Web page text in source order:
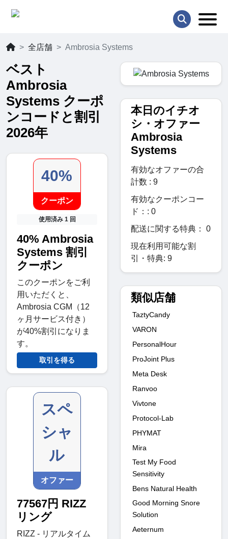
全店舗 Ambrosia Systems
ベスト
Ambrosia
Systems クーポ
ンコードと割引
2026年
40%
クーポン
使用済み 1 回
40% Ambrosia
Systems 割引
クーポン
このクーポンをご利
用いただくと、
Ambrosia CGM（12
ヶ月サービス付き）
が40%割引になりま
す。
取引を得る
スペ
シャ
ル
オファー
77567円 RIZZ
リング
RIZZ - リアルタイム
本日のイチオ
シ・オファー
Ambrosia
Systems
有効なオファーの合
計数 : 9
有効なクーポンコー
ド：: 0
配送に関する特典： 0
現在利用可能な割
引・特典: 9
類似店舗
TaztyCandy
VARON
PersonalHour
ProJoint Plus
Meta Desk
Ranvoo
Vivtone
Protocol-Lab
PHYMAT
Mira
Test My Food
Sensitivity
Bens Natural Health
Good Morning Snore
Solution
Aeternum